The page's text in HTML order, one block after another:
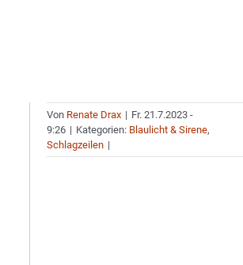
Von Renate Drax | Fr. 21.7.2023 -
9:26 | Kategorien: Blaulicht & Sirene,
Schlagzeilen |